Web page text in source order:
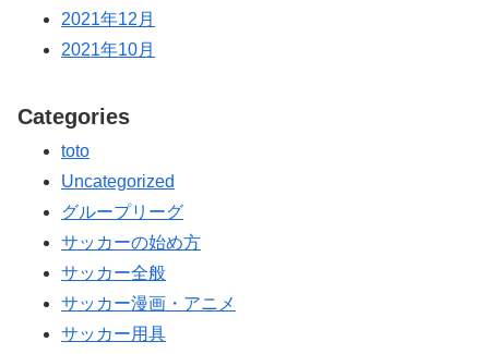
2021年12月
2021年10月
Categories
toto
Uncategorized
グループリーグ
サッカーの始め方
サッカー全般
サッカー漫画・アニメ
サッカー用具